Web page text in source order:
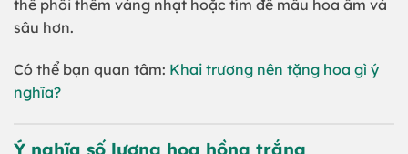
thể phối thêm vàng nhạt hoặc tím để mẫu hoa ấm và
sâu hơn.
Có thể bạn quan tâm: Khai trương nên tặng hoa gì ý
nghĩa?
Ý nghĩa số lượng hoa hồng trắng